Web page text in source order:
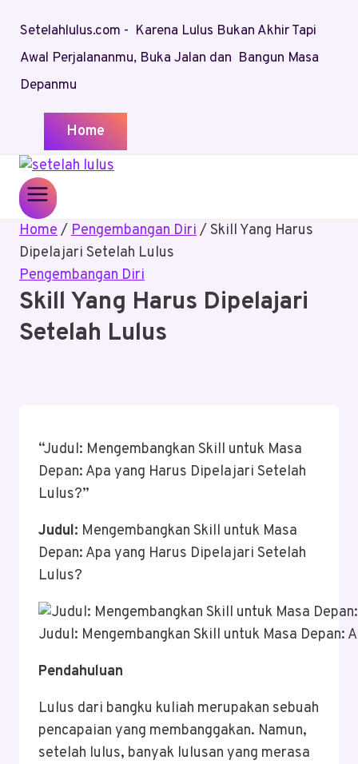
content
Setelahlulus.com - Karena Lulus Bukan Akhir Tapi
Awal Perjalananmu, Buka Jalan dan Bangun Masa
Depanmu
Home
Home/ Pengembangan Diri/ Skill Yang Harus
Dipelajari Setelah Lulus
Pengembangan Diri
Skill Yang Harus Dipelajari
Setelah Lulus
“Judul: Mengembangkan Skill untuk Masa
Depan: Apa yang Harus Dipelajari Setelah
Lulus?”
Judul: Mengembangkan Skill untuk Masa
Depan: Apa yang Harus Dipelajari Setelah
Lulus?
Judul: Mengembangkan Skill untuk Masa Depan:
Pendahuluan
Lulus dari bangku kuliah merupakan sebuah
pencapaian yang membanggakan. Namun,
setelah lulus, banyak lulusan yang merasa